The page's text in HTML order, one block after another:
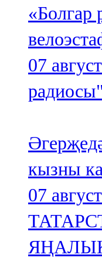
«Болгар
07
кызны
07